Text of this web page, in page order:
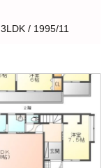
/ 1995/11